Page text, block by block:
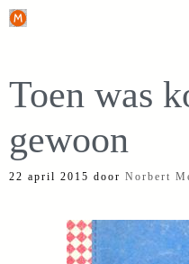
Ga
inhoud
Toen was
gewoon
22 april 2015 door Norbert